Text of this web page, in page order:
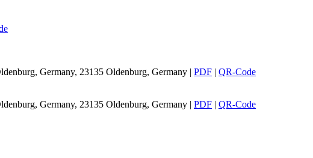
Germany, 23135 Oldenburg, Germany | PDF | QR-Code
Germany, 23135 Oldenburg, Germany | PDF | QR-Code